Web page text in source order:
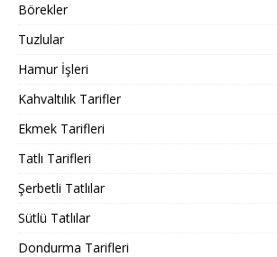
Börekler
Tuzlular
Hamur İşleri
Kahvaltılık Tarifler
Ekmek Tarifleri
Tatlı Tarifleri
Şerbetli Tatlılar
Sütlü Tatlılar
Dondurma Tarifleri